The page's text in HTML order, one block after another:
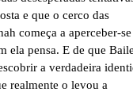
e que o cerco das
começa a aperceber-se
ela pensa. E de que
a verdadeira
realmente o levou a